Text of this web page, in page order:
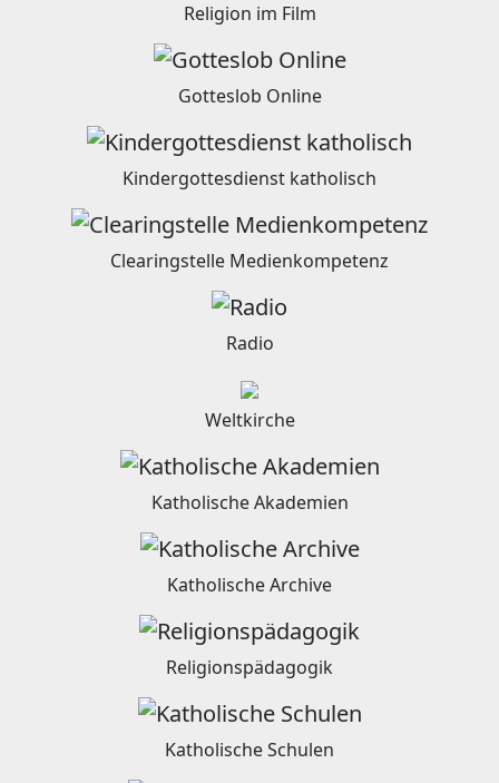
Religion im Film
Gotteslob Online
Kindergottesdienst katholisch
Clearingstelle Medienkompetenz
Radio
Weltkirche
Katholische Akademien
Katholische Archive
Religionspädagogik
Katholische Schulen